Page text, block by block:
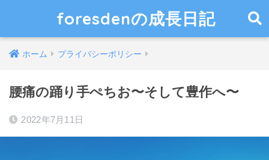
foresdenの成長日記
ホーム プライバシーポリシー
腰痛の踊り手ぺちお〜そして豊作へ〜
2022年7月11日